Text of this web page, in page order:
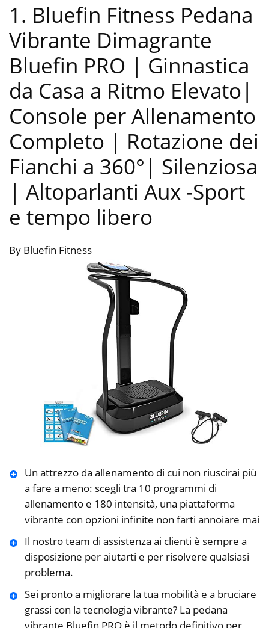
1. Bluefin Fitness Pedana
Vibrante Dimagrante
Bluefin PRO | Ginnastica
da Casa a Ritmo Elevato|
Console per Allenamento
Completo | Rotazione dei
Fianchi a 360°| Silenziosa
| Altoparlanti Aux -Sport
e tempo libero
By Bluefin Fitness
Un attrezzo da allenamento di cui non riuscirai più
a fare a meno: scegli tra 10 programmi di
allenamento e 180 intensità, una piattaforma
vibrante con opzioni infinite non farti annoiare mai
Il nostro team di assistenza ai clienti è sempre a
disposizione per aiutarti e per risolvere qualsiasi
problema.
Sei pronto a migliorare la tua mobilità e a bruciare
grassi con la tecnologia vibrante? La pedana